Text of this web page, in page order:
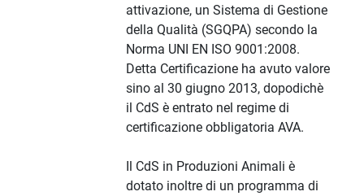
attivazione, un Sistema di Gestione
della Qualità (SGQPA) secondo la
Norma UNI EN ISO 9001:2008.
Detta Certificazione ha avuto valore
sino al 30 giugno 2013, dopodichè
il CdS è entrato nel regime di
certificazione obbligatoria AVA.
Il CdS in Produzioni Animali è
dotato inoltre di un programma di